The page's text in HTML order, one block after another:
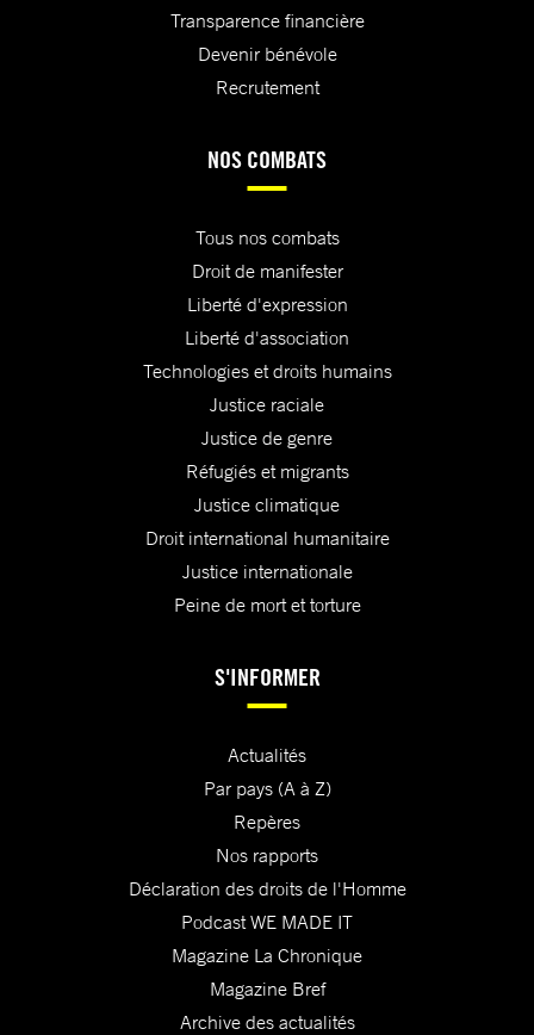
Transparence financière
Devenir bénévole
Recrutement
NOS COMBATS
Tous nos combats
Droit de manifester
Liberté d'expression
Liberté d'association
Technologies et droits humains
Justice raciale
Justice de genre
Réfugiés et migrants
Justice climatique
Droit international humanitaire
Justice internationale
Peine de mort et torture
S'INFORMER
Actualités
Par pays (A à Z)
Repères
Nos rapports
Déclaration des droits de l'Homme
Podcast WE MADE IT
Magazine La Chronique
Magazine Bref
Archive des actualités